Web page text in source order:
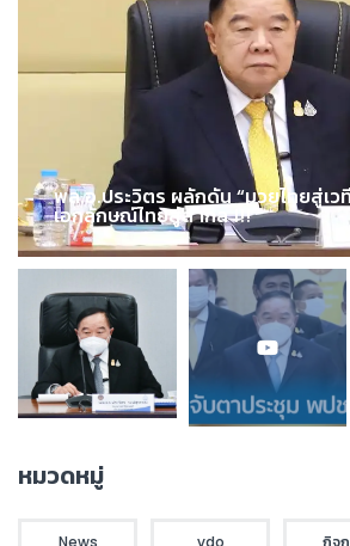
พล.อ.ประวิตร ผลักดัน “มวยไทยสู่เว
เอกลักษณ์ไทยสู่สากล !!!
หมวดหมู่
News vdo กิจ